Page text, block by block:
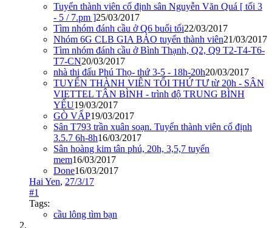
Tuyển thành viên cố định sân Nguyễn Văn Quá [ tối 3
- 5 / 7.pm ]25/03/2017
Tìm nhóm đánh cầu ở Q6 buổi tối22/03/2017
Nhóm 6G CLB GIA BẢO tuyển thành viên21/03/2017
Tìm nhóm đánh cầu ở Bình Thạnh, Q2, Q9 T2-T4-T6-
T7-CN20/03/2017
nhà thi đấu Phú Thọ- thứ 3-5 - 18h-20h20/03/2017
TUYỂN THÀNH VIÊN TỐI THỨ TƯ từ 20h - SÂN
VIETTEL TÂN BÌNH - trình độ TRUNG BÌNH
YẾU19/03/2017
GÒ VẤP19/03/2017
Sân T793 trần xuân soạn. Tuyển thành viên cố định
3.5.7 6h-8h16/03/2017
Sân hoàng kim tân phú, 20h, 3,5,7 tuyển
mem16/03/2017
Done16/03/2017
Hai Yen, 27/3/17
#1
Tags:
cầu lông tìm bạn